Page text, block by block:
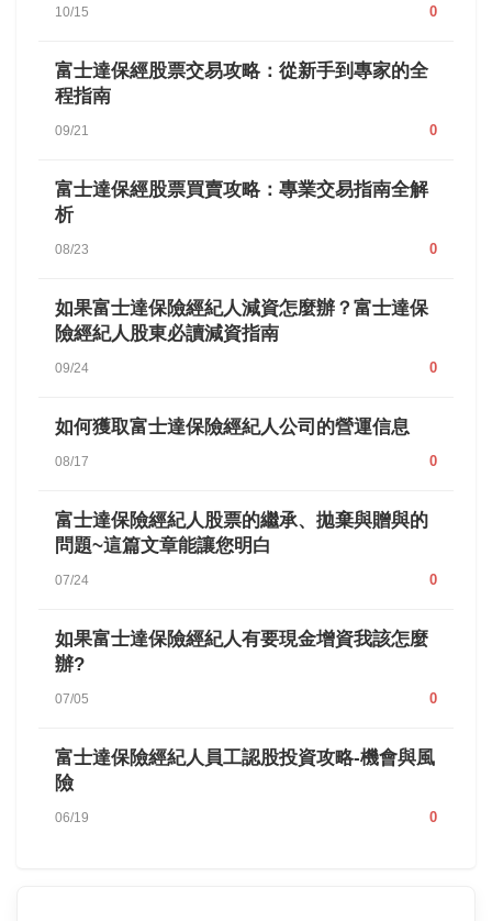
10/15 0
富士達保經股票交易攻略：從新手到專家的全
程指南
09/21 0
富士達保經股票買賣攻略：專業交易指南全解
析
08/23 0
如果富士達保險經紀人減資怎麼辦？富士達保
險經紀人股東必讀減資指南
09/24 0
如何獲取富士達保險經紀人公司的營運信息
08/17 0
富士達保險經紀人股票的繼承、拋棄與贈與的
問題~這篇文章能讓您明白
07/24 0
如果富士達保險經紀人有要現金增資我該怎麼
辦?
07/05 0
富士達保險經紀人員工認股投資攻略-機會與風
險
06/19 0